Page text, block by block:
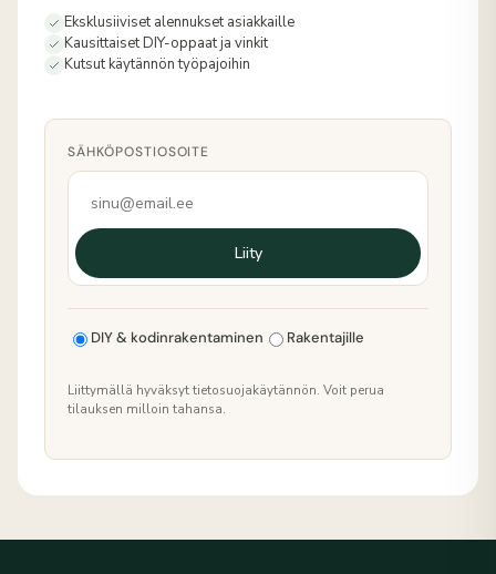
Eksklusiiviset alennukset asiakkaille
Kausittaiset DIY-oppaat ja vinkit
Kutsut käytännön työpajoihin
SÄHKÖPOSTIOSOITE
Liity
DIY & kodinrakentaminen Rakentajille
Liittymällä hyväksyt tietosuojakäytännön. Voit perua
tilauksen milloin tahansa.